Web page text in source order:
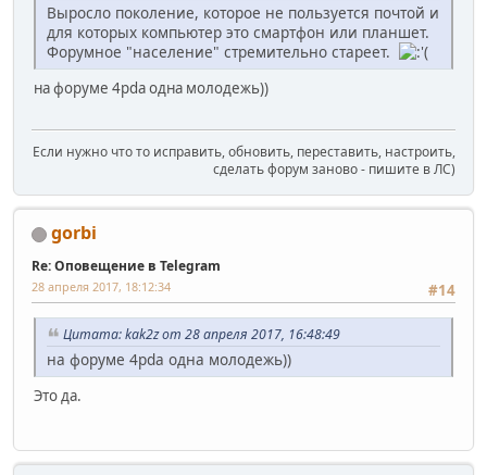
Выросло поколение, которое не пользуется почтой и
для которых компьютер это смартфон или планшет.
Форумное "население" стремительно стареет.
на форуме 4pda одна молодежь))
Если нужно что то исправить, обновить, переставить, настроить,
сделать форум заново - пишите в ЛС)
gorbi
Re: Оповещение в Telegram
#14
28 апреля 2017, 18:12:34
Цитата: kak2z от 28 апреля 2017, 16:48:49
на форуме 4pda одна молодежь))
Это да.